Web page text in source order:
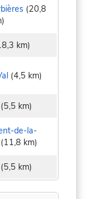
(20,8
km)
(4,5 km)
(5,5 km)
de-la-
(11,8 km)
(5,5 km)